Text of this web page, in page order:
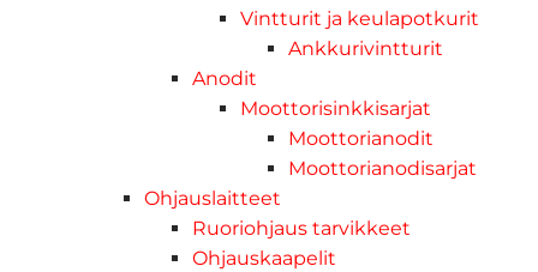
Vintturit ja keulapotkurit
Ankkurivintturit
Anodit
Moottorisinkkisarjat
Moottorianodit
Moottorianodisarjat
Ohjauslaitteet
Ruoriohjaus tarvikkeet
Ohjauskaapelit